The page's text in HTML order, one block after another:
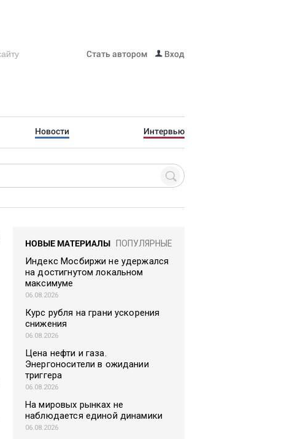
Стать автором Вход
Новости Интервью
НОВЫЕ МАТЕРИАЛЫ ПОПУЛЯРНЫЕ
Индекс Мосбиржи не удержался
на достигнутом локальном
максимуме
06.08.2026
Курс рубля на грани ускорения
снижения
06.08.2026
Цена нефти и газа.
Энергоносители в ожидании
триггера
06.08.2026
На мировых рынках не
наблюдается единой динамики
06.08.2026